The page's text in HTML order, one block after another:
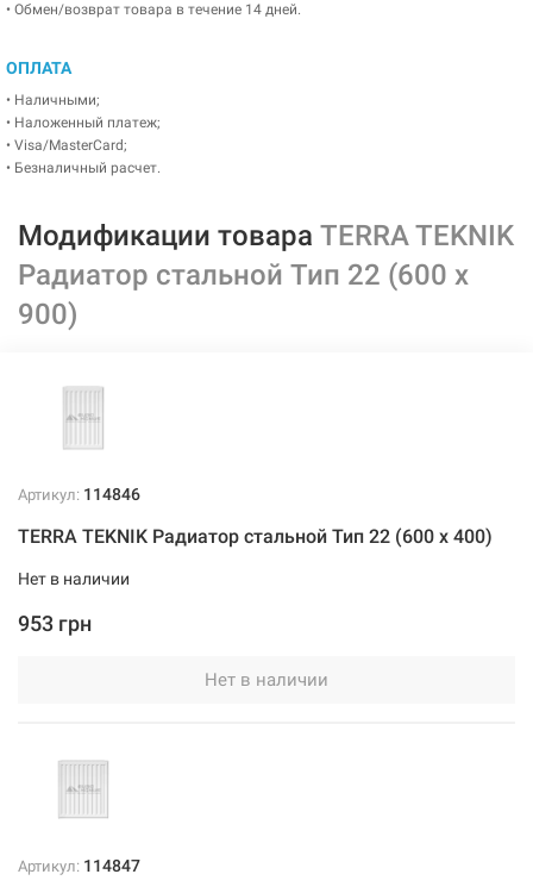
• Обмен/возврат товара в течение 14 дней.
ОПЛАТА
• Наличными;
• Наложенный платеж;
• Visa/MasterCard;
• Безналичный расчет.
Модификации товара TERRA TEKNIK
Радиатор стальной Тип 22 (600 x
900)
Артикул: 114846
TERRA TEKNIK Радиатор стальной Тип 22 (600 x 400)
Нет в наличии
953 грн
Нет в наличии
Артикул: 114847